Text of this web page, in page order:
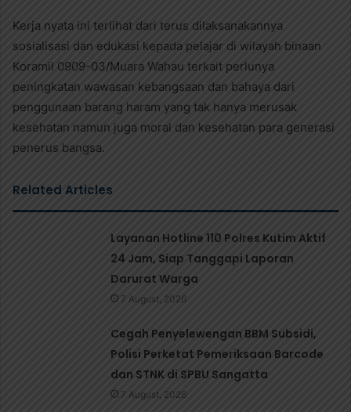
Kerja nyata ini terlihat dari terus dilaksanakannya
sosialisasi dan edukasi kepada pelajar di wilayah binaan
Koramil 0909-03/Muara Wahau terkait perlunya
peningkatan wawasan kebangsaan dan bahaya dari
penggunaan barang haram yang tak hanya merusak
kesehatan namun juga moral dan kesehatan para generasi
penerus bangsa.
Related Articles
Layanan Hotline 110 Polres Kutim Aktif
24 Jam, Siap Tanggapi Laporan
Darurat Warga
7 August, 2026
Cegah Penyelewengan BBM Subsidi,
Polisi Perketat Pemeriksaan Barcode
dan STNK di SPBU Sangatta
7 August, 2026